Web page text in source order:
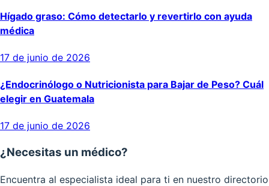
Hígado graso: Cómo detectarlo y revertirlo con ayuda
médica
17 de junio de 2026
¿Endocrinólogo o Nutricionista para Bajar de Peso? Cuál
elegir en Guatemala
17 de junio de 2026
¿Necesitas un médico?
Encuentra al especialista ideal para ti en nuestro directorio